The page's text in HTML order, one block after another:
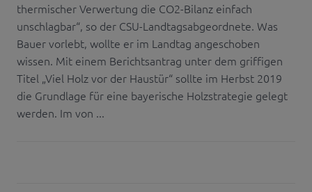
thermischer Verwertung die CO2-Bilanz einfach
unschlagbar“, so der CSU-Landtagsabgeordnete. Was
Bauer vorlebt, wollte er im Landtag angeschoben
wissen. Mit einem Berichtsantrag unter dem griffigen
Titel „Viel Holz vor der Haustür“ sollte im Herbst 2019
die Grundlage für eine bayerische Holzstrategie gelegt
werden. Im von ...